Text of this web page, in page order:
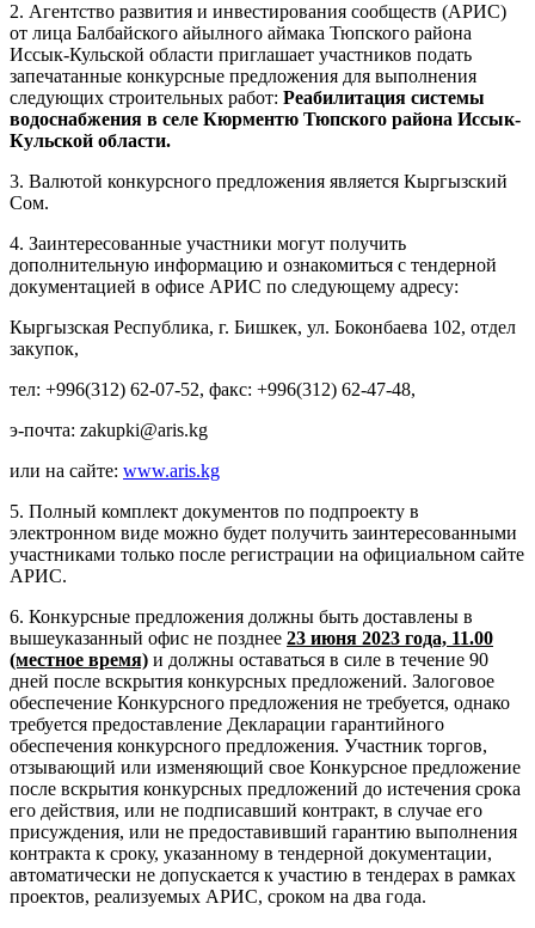
2. Агентство развития и инвестирования сообществ (АРИС)
от лица Балбайского айылного аймака Тюпского района
Иссык-Кульской области приглашает участников подать
запечатанные конкурсные предложения для выполнения
следующих строительных работ: Реабилитация системы
водоснабжения в селе Кюрментю Тюпского района Иссык-
Кульской области.
3. Валютой конкурсного предложения является Кыргызский
Сом.
4. Заинтересованные участники могут получить
дополнительную информацию и ознакомиться с тендерной
документацией в офисе АРИС по следующему адресу:
Кыргызская Республика, г. Бишкек, ул. Боконбаева 102, отдел
закупок,
тел: +996(312) 62-07-52, факс: +996(312) 62-47-48,
э-почта: zakupki@aris.kg
или на сайте: www.aris.kg
5. Полный комплект документов по подпроекту в
электронном виде можно будет получить заинтересованными
участниками только после регистрации на официальном сайте
АРИС.
6. Конкурсные предложения должны быть доставлены в
вышеуказанный офис не позднее 23 июня 2023 года, 11.00
(местное время) и должны оставаться в силе в течение 90
дней после вскрытия конкурсных предложений. Залоговое
обеспечение Конкурсного предложения не требуется, однако
требуется предоставление Декларации гарантийного
обеспечения конкурсного предложения. Участник торгов,
отзывающий или изменяющий свое Конкурсное предложение
после вскрытия конкурсных предложений до истечения срока
его действия, или не подписавший контракт, в случае его
присуждения, или не предоставивший гарантию выполнения
контракта к сроку, указанному в тендерной документации,
автоматически не допускается к участию в тендерах в рамках
проектов, реализуемых АРИС, сроком на два года.